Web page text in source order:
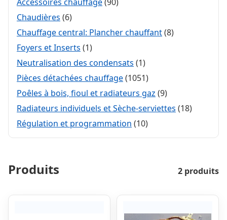
Chaudières (6)
Chauffage central: Plancher chauffant(8)
Foyers et Inserts (1)
Neutralisation des condensats (1)
Pièces détachées chauffage(1051)
Poêles à bois, fioul et radiateurs gaz (9)
Radiateurs individuels et Sèche-serviettes (18)
Régulation et programmation (10)
Produits 2 produits